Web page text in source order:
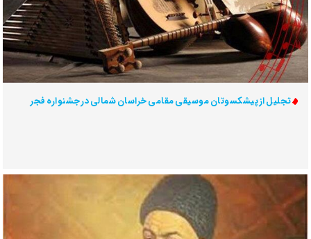
تجلیل از پیشکسوتان موسیقی مقامی خراسان شمالی در جشنواره فجر